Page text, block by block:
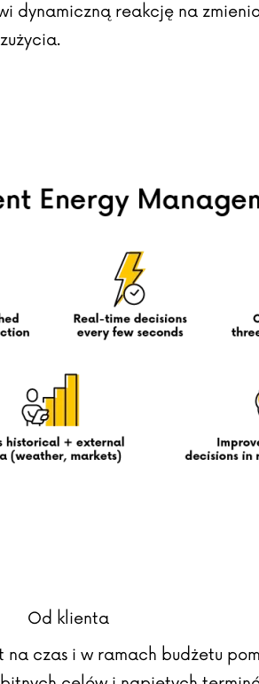
dynamiczną reakcję na
Od klienta
czas i w ramach budżetu